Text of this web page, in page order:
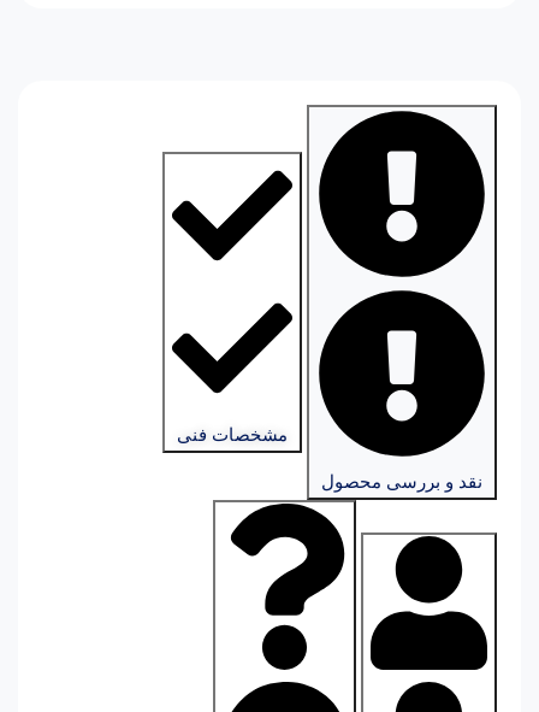
نقد و بررسی محصول
مشخصات فنی